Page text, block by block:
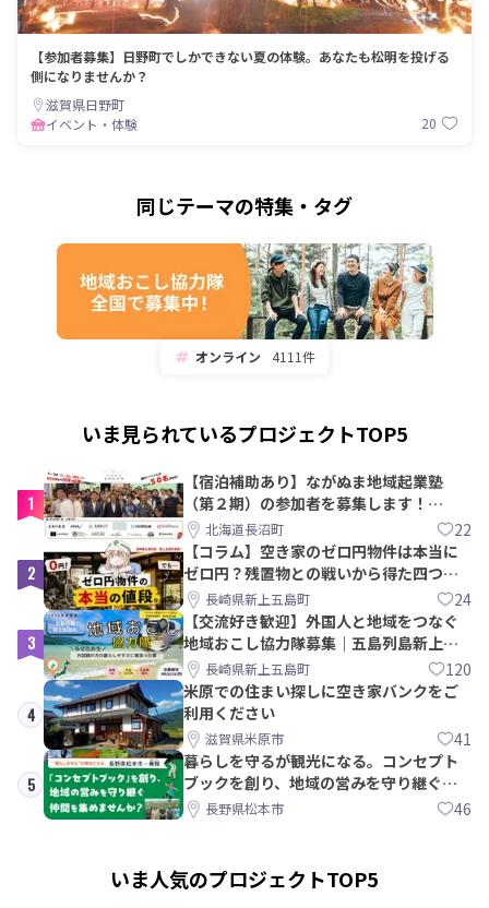
【参加者募集】日野町でしかできない夏の体験。あなたも松明を投げる
側になりませんか？
滋賀県日野町
イベント・体験
20
同じテーマの特集・タグ
オンライン 4111件
いま見られているプロジェクトTOP5
1
【宿泊補助あり】ながぬま地域起業塾
（第２期）の参加者を募集します！
【8/21〆】
北海道長沼町 22
2
【コラム】空き家のゼロ円物件は本当に
ゼロ円？残置物との戦いから得た四つの
教訓｜新上五島町
長崎県新上五島町 24
3
【交流好き歓迎】外国人と地域をつなぐ
地域おこし協力隊募集｜五島列島新上五
島町長崎県新上五島町 120
4
米原での住まい探しに空き家バンクをご
利用ください
滋賀県米原市 41
5
暮らしを守るが観光になる。コンセプト
ブックを創り、地域の営みを守り継ぐ仲
間を集めませんか？
長野県松本市 46
いま人気のプロジェクトTOP5